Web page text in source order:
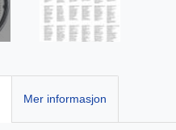
Mer informasjon